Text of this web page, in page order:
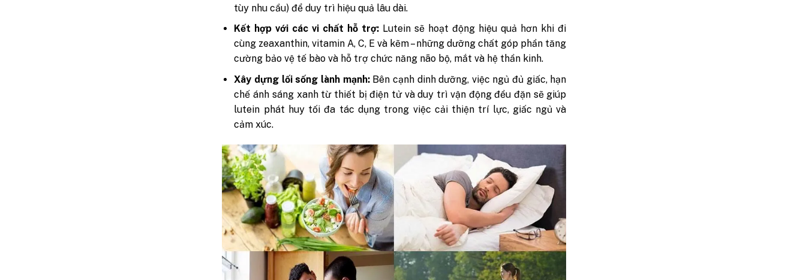
tùy nhu cầu) để duy trì hiệu quả lâu dài.
Kết hợp với các vi chất hỗ trợ: Lutein sẽ hoạt động hiệu quả hơn khi đi
cùng zeaxanthin, vitamin A, C, E và kẽm – những dưỡng chất góp phần tăng
cường bảo vệ tế bào và hỗ trợ chức năng não bộ, mắt và hệ thần kinh.
Xây dựng lối sống lành mạnh:Bên cạnh dinh dưỡng, việc ngủ đủ giấc, hạn
chế ánh sáng xanh từ thiết bị điện tử và duy trì vận động đều đặn sẽ giúp
lutein phát huy tối đa tác dụng trong việc cải thiện trí lực, giấc ngủ và
cảm xúc.